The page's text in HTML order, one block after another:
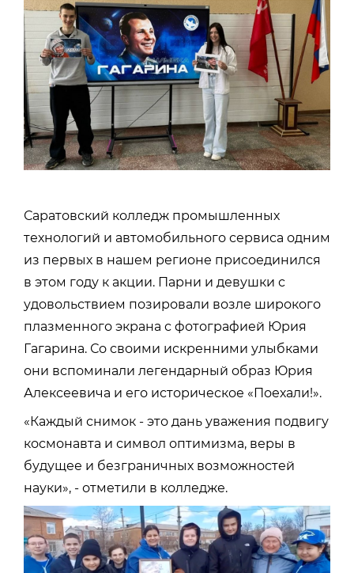
Саратовский колледж промышленных
технологий и автомобильного сервиса одним
из первых в нашем регионе присоединился
в этом году к акции. Парни и девушки с
удовольствием позировали возле широкого
плазменного экрана с фотографией Юрия
Гагарина. Со своими искренними улыбками
они вспоминали легендарный образ Юрия
Алексеевича и его историческое «Поехали!».
«Каждый снимок - это дань уважения подвигу
космонавта и символ оптимизма, веры в
будущее и безграничных возможностей
науки», - отметили в колледже.